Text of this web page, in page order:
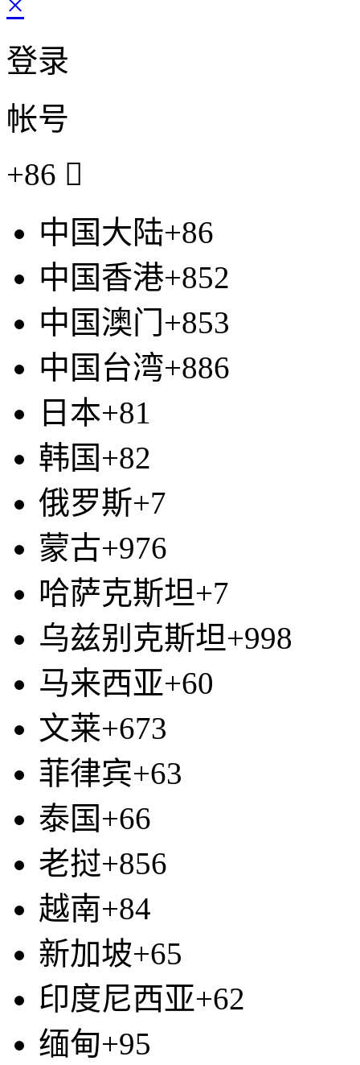
登录
帐号
+86 
中国大陆+86
中国香港+852
中国澳门+853
中国台湾+886
日本+81
韩国+82
俄罗斯+7
蒙古+976
哈萨克斯坦+7
乌兹别克斯坦+998
马来西亚+60
文莱+673
菲律宾+63
泰国+66
老挝+856
越南+84
新加坡+65
印度尼西亚+62
缅甸+95